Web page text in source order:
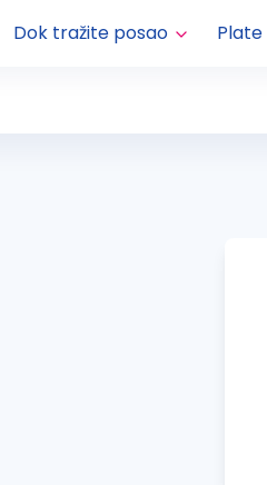
Dok tražite posao Plate